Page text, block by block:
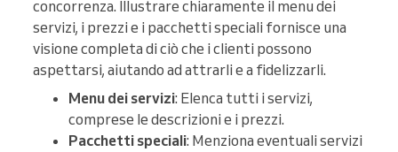
concorrenza. Illustrare chiaramente il menu dei
servizi, i prezzi e i pacchetti speciali fornisce una
visione completa di ciò che i clienti possono
aspettarsi, aiutando ad attrarli e a fidelizzarli.
Menu dei servizi: Elenca tutti i servizi,
comprese le descrizioni e i prezzi.
Pacchetti speciali: Menziona eventuali servizi